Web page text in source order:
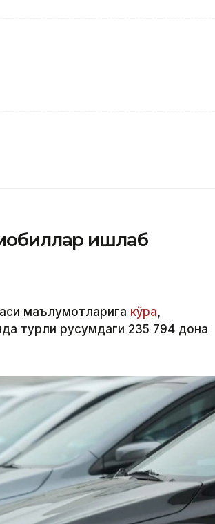
ишлаб
маълумотларига кўра,
турли русумдаги 235 794 дона